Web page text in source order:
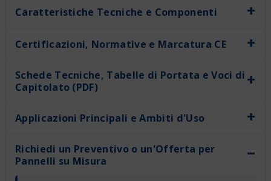
Caratteristiche Tecniche e Componenti +
Certificazioni, Normative e Marcatura CE +
Schede Tecniche, Tabelle di Portata e Voci di
Capitolato (PDF)
+
Applicazioni Principali e Ambiti d'Uso +
Richiedi un Preventivo o un'Offerta per
Pannelli su Misura
−